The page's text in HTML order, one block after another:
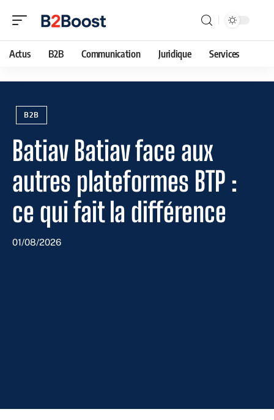
Actus B2B Communication Juridique Services
B2B
Batiav Batiav face aux
autres plateformes BTP :
ce qui fait la différence
01/08/2026